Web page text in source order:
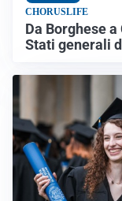
CHORUSLIFE
Da Borghese
Stati generali